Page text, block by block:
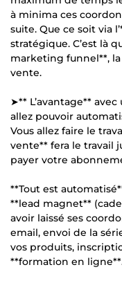
à minima ces
suite. Que ce soit via
stratégique. C’est là
marketing funnel**,
vente.
➤** L’avantage**
allez pouvoir
Vous allez faire le
vente** fera le travail
payer votre
**Tout est
**lead magnet**
avoir laissé ses
email, envoi de la
vos produits,
**formation en